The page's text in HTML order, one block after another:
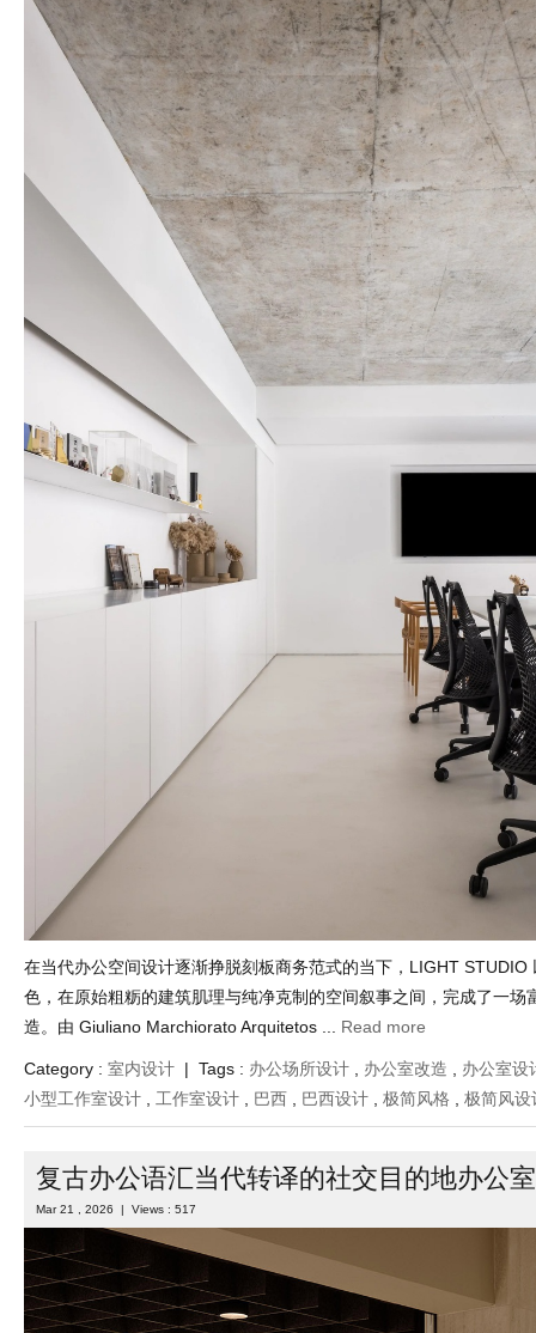
在当代办公空间设计逐渐挣脱刻板商务范式的当下，LIGHT STUDIO
色，在原始粗粝的建筑肌理与纯净克制的空间叙事之间，完成了一场
造。由 Giuliano Marchiorato Arquitetos ... Read more
Category : 室内设计 | Tags : 办公场所设计 办公室改造
办公室设
小型工作室设计
工作室设计 巴西 巴西设计 极简风格 极简风设
复古办公语汇当代转译的社交目的地办公
Mar 21 , 2026 | Views : 517